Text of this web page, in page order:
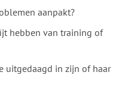
aanpakt?
hebben van training of
uitgedaagd in zijn of haar